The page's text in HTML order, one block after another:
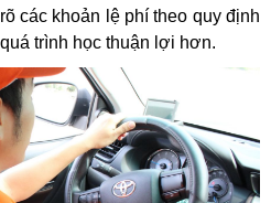
các khoản lệ phí theo quy định
trình học thuận lợi hơn.